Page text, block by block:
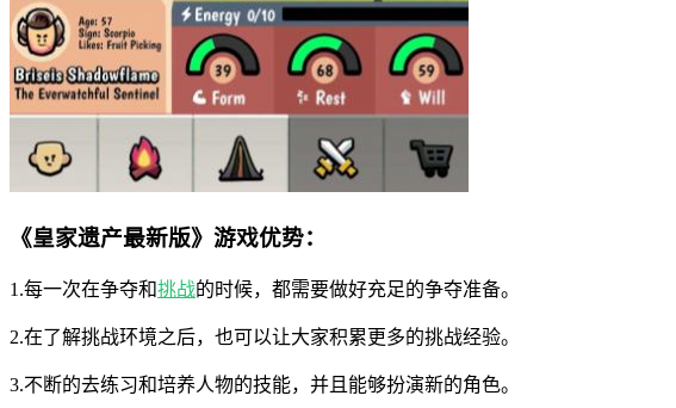
《皇家遗产最新版》游戏优势：
1.每一次在争夺和挑战的时候，都需要做好充足的争夺准备。
2.在了解挑战环境之后，也可以让大家积累更多的挑战经验。
3.不断的去练习和培养人物的技能，并且能够扮演新的角色。